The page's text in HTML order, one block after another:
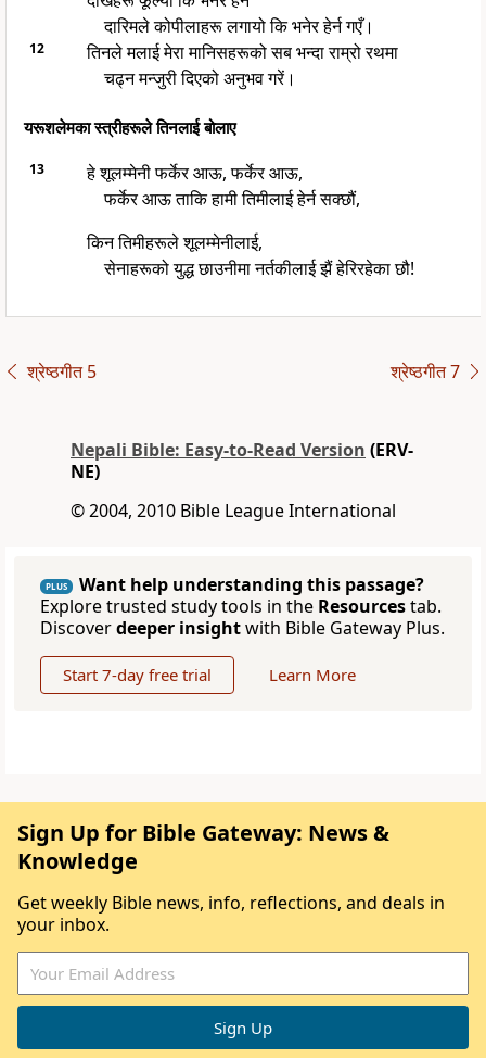
दारिमले कोपीलाहरू लगायो कि भनेर हेर्न गएँ।
12
तिनले मलाई मेरा मानिसहरूको सब भन्दा राम्रो रथमा
चढ्न मन्जुरी दिएको अनुभव गरें।
यरूशलेमका स्त्रीहरूले तिनलाई बोलाए
13
हे शूलम्मेनी फर्केर आऊ, फर्केर आऊ,
फर्केर आऊ ताकि हामी तिमीलाई हेर्न सक्छौं,
किन तिमीहरूले शूलम्मेनीलाई,
सेनाहरूको युद्ध छाउनीमा नर्तकीलाई झैं हेरिरहेका छौ!
श्रेष्ठगीत 5 श्रेष्ठगीत 7
Nepali Bible: Easy-to-Read Version (ERV-
NE)
© 2004, 2010 Bible League International
PLUS
Want help understanding this passage?
Explore trusted study tools in the Resourcestab.
Discoverdeeper insightwith Bible Gateway Plus.
Start 7-day free trial Learn More
Sign Up for Bible Gateway: News &
Knowledge
Get weekly Bible news, info, reflections, and deals in
your inbox.